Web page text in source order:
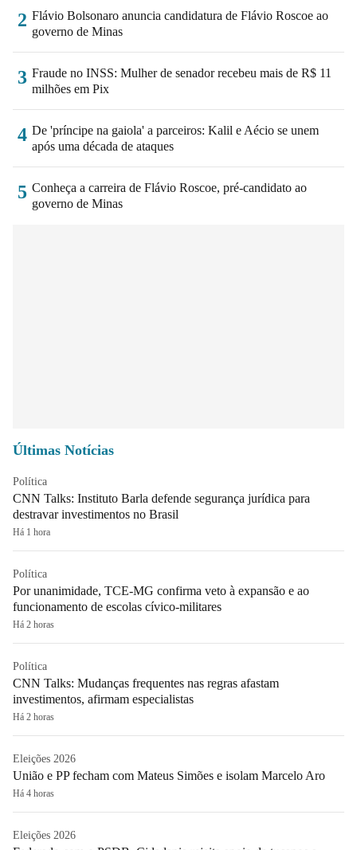
2 Flávio Bolsonaro anuncia candidatura de Flávio Roscoe ao
governo de Minas
3 Fraude no INSS: Mulher de senador recebeu mais de R$ 11
milhões em Pix
4 De 'príncipe na gaiola' a parceiros: Kalil e Aécio se unem
após uma década de ataques
5 Conheça a carreira de Flávio Roscoe, pré-candidato ao
governo de Minas
Últimas Notícias
Política
CNN Talks: Instituto Barla defende segurança jurídica para
destravar investimentos no Brasil
Há 1 hora
Política
Por unanimidade, TCE-MG confirma veto à expansão e ao
funcionamento de escolas cívico-militares
Há 2 horas
Política
CNN Talks: Mudanças frequentes nas regras afastam
investimentos, afirmam especialistas
Há 2 horas
Eleições 2026
União e PP fecham com Mateus Simões e isolam Marcelo Aro
Há 4 horas
Eleições 2026